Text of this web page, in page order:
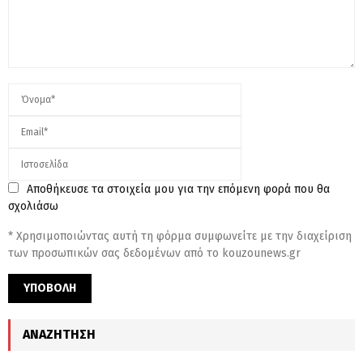
Αποθήκευσε τα στοιχεία μου για την επόμενη φορά που θα
σχολιάσω
* Χρησιμοποιώντας αυτή τη φόρμα συμφωνείτε με την διαχείριση
των προσωπικών σας δεδομένων από το kouzounews.gr
ΑΝΑΖΉΤΗΣΗ